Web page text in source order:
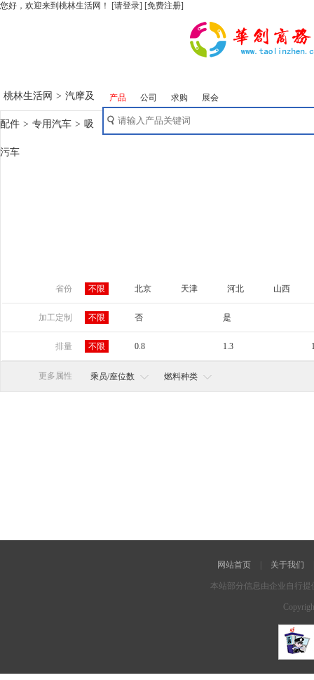
您好，欢迎来到桃林生活网！ [请登录] [免费注册]
产品 公司 求购 展会
桃林生活网 > 汽摩及
配件 > 专用汽车 > 吸
污车
省份 不限 北京 天津 河北 山西
山东 河南 湖南
宁夏 新疆
加工定制 不限 否 是
排量 不限 0.8 1.3
2.5 2.8
更多属性 乘员/座位数 燃料种类
网站首页 关于我们
本站部分信息由企业自行